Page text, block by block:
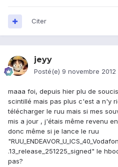
Citer
jeyy
Posté(e) 9 novembre 2012
maaa foi, depuis hier plu de
scintillé mais pas plus c'est a n'y
télécharger le ruu mais si mes
mis a jour , j'étais même revenu
donc même si je lance le ruu
.13_release_251225_signed" le
pas?